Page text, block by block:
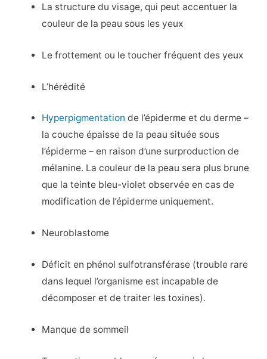
La structure du visage, qui peut accentuer la
couleur de la peau sous les yeux
Le frottement ou le toucher fréquent des yeux
L’hérédité
Hyperpigmentation de l’épiderme et du derme –
la couche épaisse de la peau située sous
l’épiderme – en raison d’une surproduction de
mélanine. La couleur de la peau sera plus brune
que la teinte bleu-violet observée en cas de
modification de l’épiderme uniquement.
Neuroblastome
Déficit en phénol sulfotransférase (trouble rare
dans lequel l’organisme est incapable de
décomposer et de traiter les toxines).
Manque de sommeil